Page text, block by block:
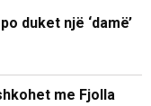
duket një ‘damë’
me Fjolla